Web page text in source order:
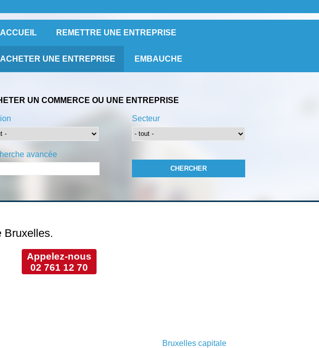
ACCUEIL REMETTRE UNE ENTREPRISE
ACHETER UNE ENTREPRISE EMBAUCHE
UN COMMERCE OU UNE ENTREPRISE
avancée
Secteur
Bruxelles.
Appelez-nous
02 761 12 70
Bruxelles capitale